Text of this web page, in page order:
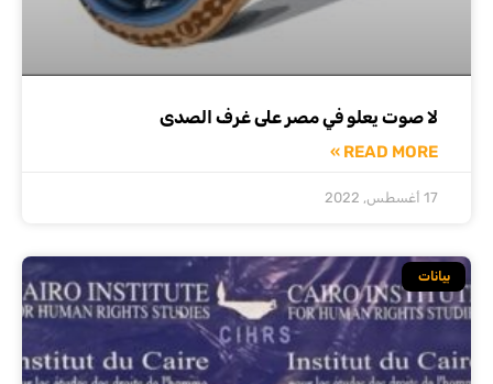
لا صوت يعلو في مصر على غرف الصدى
READ MORE »
17 أغسطس, 2022
بيانات